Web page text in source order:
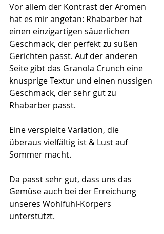
Vor allem der Kontrast der Aromen
hat es mir angetan: Rhabarber hat
einen einzigartigen säuerlichen
Geschmack, der perfekt zu süßen
Gerichten passt. Auf der anderen
Seite gibt das Granola Crunch eine
knusprige Textur und einen nussigen
Geschmack, der sehr gut zu
Rhabarber passt.
Eine verspielte Variation, die
überaus vielfältig ist & Lust auf
Sommer macht.
Da passt sehr gut, dass uns das
Gemüse auch bei der Erreichung
unseres Wohlfühl-Körpers
unterstützt.